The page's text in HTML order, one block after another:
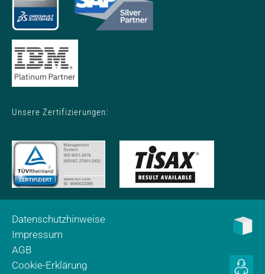
Unsere Zertifizierungen:
Datenschutzhinweise
Impressum
AGB
Cookie-Erklärung